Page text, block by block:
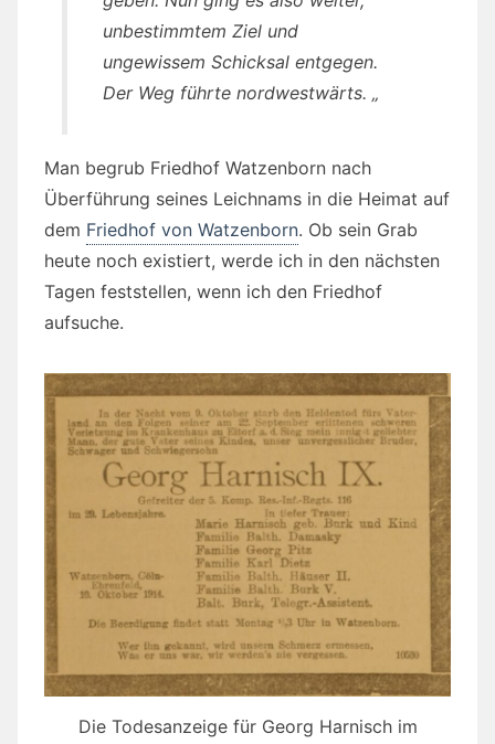
unbestimmtem Ziel und
ungewissem Schicksal entgegen.
Der Weg führte nordwestwärts. „
Man begrub Friedhof Watzenborn nach
Überführung seines Leichnams in die Heimat auf
dem Friedhof von Watzenborn. Ob sein Grab
heute noch existiert, werde ich in den nächsten
Tagen feststellen, wenn ich den Friedhof
aufsuche.
Die Todesanzeige für Georg Harnisch im